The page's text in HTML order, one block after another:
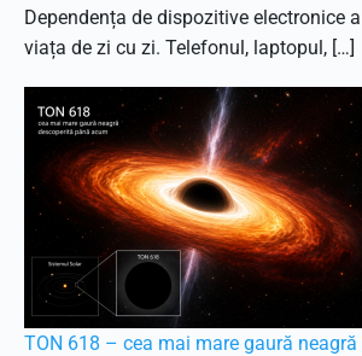
Dependența de dispozitive electronice
viața de zi cu zi. Telefonul, laptopul, […]
TON 618 – cea mai mare gaură neagră